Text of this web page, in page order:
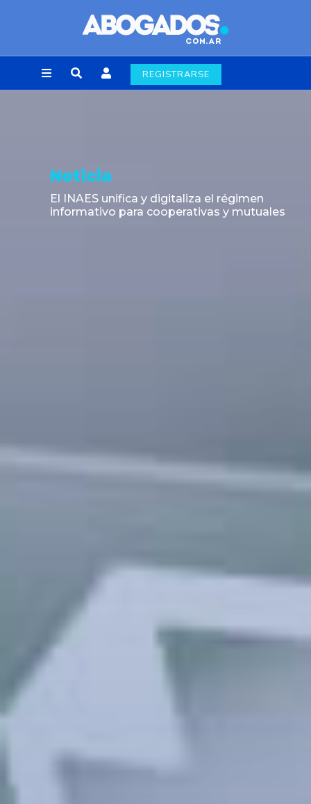
REGISTRARSE
Noticia
El INAES unifica y digitaliza el régimen
informativo para cooperativas y mutuales